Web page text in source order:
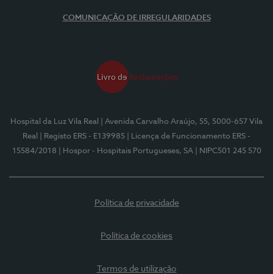
COMUNICAÇÃO DE IRREGULARIDADES
Hospital da Luz Vila Real
| Avenida Carvalho Araújo, 55, 5000-657 Vila
Real
| Registo ERS - E139985
| Licença de Funcionamento ERS -
15584/2018
| Hospor - Hospitais Portugueses, SA | NIPC501 245 570
Política de privacidade
Política de cookies
Termos de utilização